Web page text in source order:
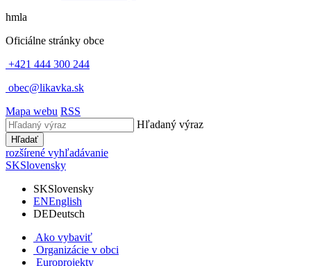
hmla
Oficiálne stránky obce
+421 444 300 244
obec@likavka.sk
Mapa webu RSS
Hľadaný výraz
Hľadať
rozšírené vyhľadávanie
SKSlovensky
SKSlovensky
ENEnglish
DEDeutsch
Ako vybaviť
Organizácie v obci
Europrojekty